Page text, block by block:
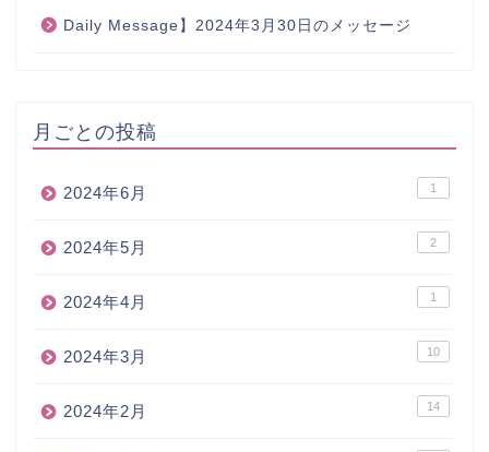
Daily Message】2024年3月30日のメッセージ
月ごとの投稿
2024年6月 1
2024年5月 2
2024年4月 1
2024年3月 10
2024年2月 14